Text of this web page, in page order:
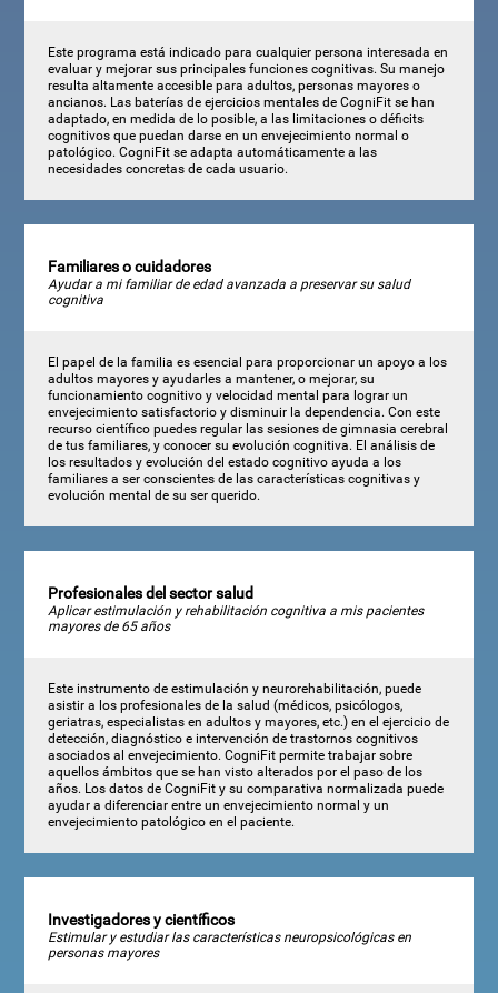
Este programa está indicado para cualquier persona interesada en
evaluar y mejorar sus principales funciones cognitivas. Su manejo
resulta altamente accesible para adultos, personas mayores o
ancianos. Las baterías de ejercicios mentales de CogniFit se han
adaptado, en medida de lo posible, a las limitaciones o déficits
cognitivos que puedan darse en un envejecimiento normal o
patológico. CogniFit se adapta automáticamente a las
necesidades concretas de cada usuario.
Familiares o cuidadores
Ayudar a mi familiar de edad avanzada a preservar su salud
cognitiva
El papel de la familia es esencial para proporcionar un apoyo a los
adultos mayores y ayudarles a mantener, o mejorar, su
funcionamiento cognitivo y velocidad mental para lograr un
envejecimiento satisfactorio y disminuir la dependencia. Con este
recurso científico puedes regular las sesiones de gimnasia cerebral
de tus familiares, y conocer su evolución cognitiva. El análisis de
los resultados y evolución del estado cognitivo ayuda a los
familiares a ser conscientes de las características cognitivas y
evolución mental de su ser querido.
Profesionales del sector salud
Aplicar estimulación y rehabilitación cognitiva a mis pacientes
mayores de 65 años
Este instrumento de estimulación y neurorehabilitación, puede
asistir a los profesionales de la salud (médicos, psicólogos,
geriatras, especialistas en adultos y mayores, etc.) en el ejercicio de
detección, diagnóstico e intervención de trastornos cognitivos
asociados al envejecimiento. CogniFit permite trabajar sobre
aquellos ámbitos que se han visto alterados por el paso de los
años. Los datos de CogniFit y su comparativa normalizada puede
ayudar a diferenciar entre un envejecimiento normal y un
envejecimiento patológico en el paciente.
Investigadores y científicos
Estimular y estudiar las características neuropsicológicas en
personas mayores